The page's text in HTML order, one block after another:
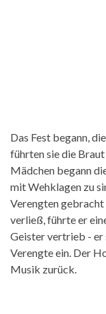
Das Fest begann,
führten sie die
Mädchen begann
mit Wehklagen zu
Verengten
verließ, führte er
Geister vertrieb - er
Verengte ein. Der
Musik zurück.